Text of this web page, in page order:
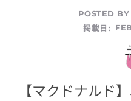
POSTED BY
掲載日:
【マクドナルド